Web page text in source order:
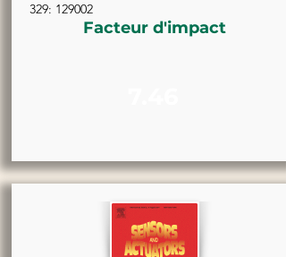
329: 129002
Facteur d'impact